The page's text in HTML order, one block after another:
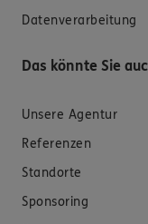
Datenverarbeitung
Das könnte Sie
Unsere Agentur
Referenzen
Standorte
Sponsoring